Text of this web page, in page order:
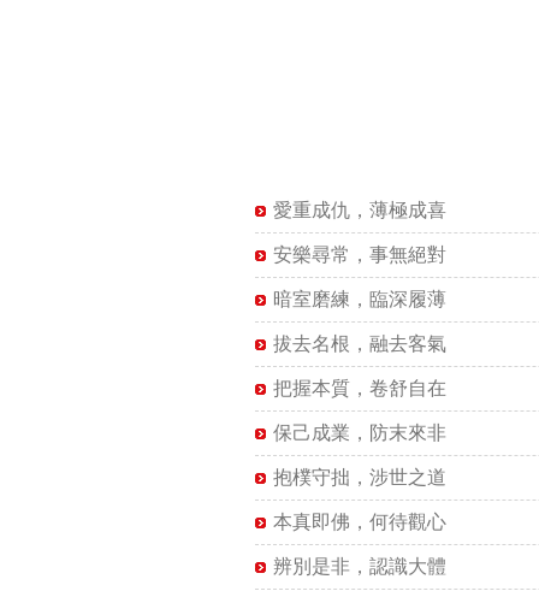
愛重成仇，薄極成喜
安樂尋常，事無絕對
暗室磨練，臨深履薄
拔去名根，融去客氣
把握本質，卷舒自在
保己成業，防末來非
抱樸守拙，涉世之道
本真即佛，何待觀心
辨別是非，認識大體